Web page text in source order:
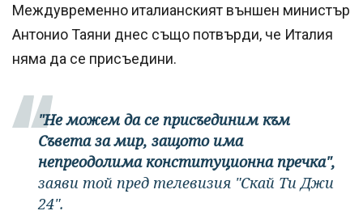
Междувременно италианският външен министър
Антонио Таяни днес също потвърди, че Италия
няма да се присъедини.
"Не можем да се присъединим към
Съвета за мир, защото има
непреодолима конституционна пречка",
заяви той пред телевизия "Скай Ти Джи
24".